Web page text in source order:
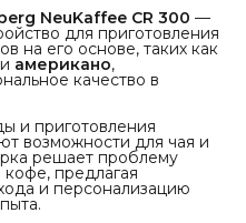
NeuKaffee CR 300 —
для приготовления
на его основе, таких как
и американо,
качество в
и приготовления
возможности для чая и
решает проблему
предлагая
и персонализацию